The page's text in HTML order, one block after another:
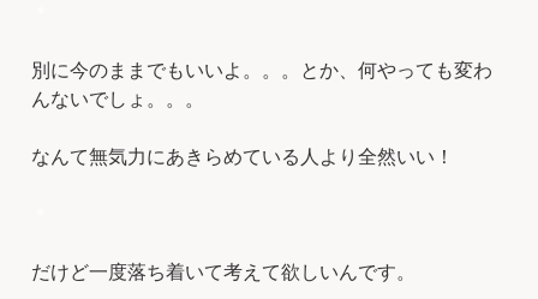
別に今のままでもいいよ。。。とか、何やっても変わ
んないでしょ。。。
なんて無気力にあきらめている人より全然いい！
だけど一度落ち着いて考えて欲しいんです。